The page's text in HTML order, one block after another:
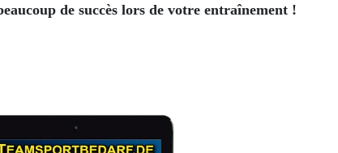
de succès lors de votre entraînement !